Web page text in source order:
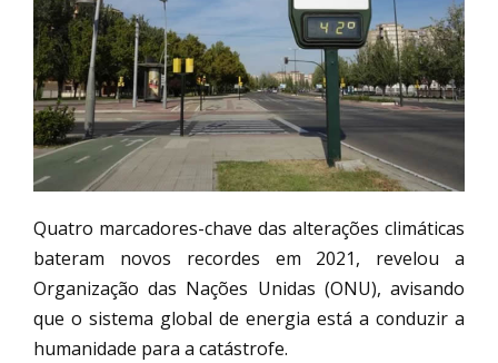
Quatro marcadores-chave das alterações climáticas
bateram novos recordes em 2021, revelou a
Organização das Nações Unidas (ONU), avisando
que o sistema global de energia está a conduzir a
humanidade para a catástrofe.